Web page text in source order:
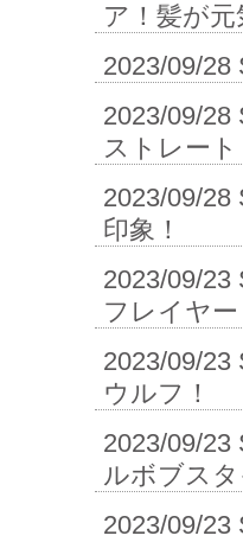
ア！髪が元
2023/09/28
2023/09/28
ストレート
2023/09/28
印象！
2023/09/23
フレイヤー
2023/09/23
ウルフ！
2023/09/23
ルボブス
2023/09/23